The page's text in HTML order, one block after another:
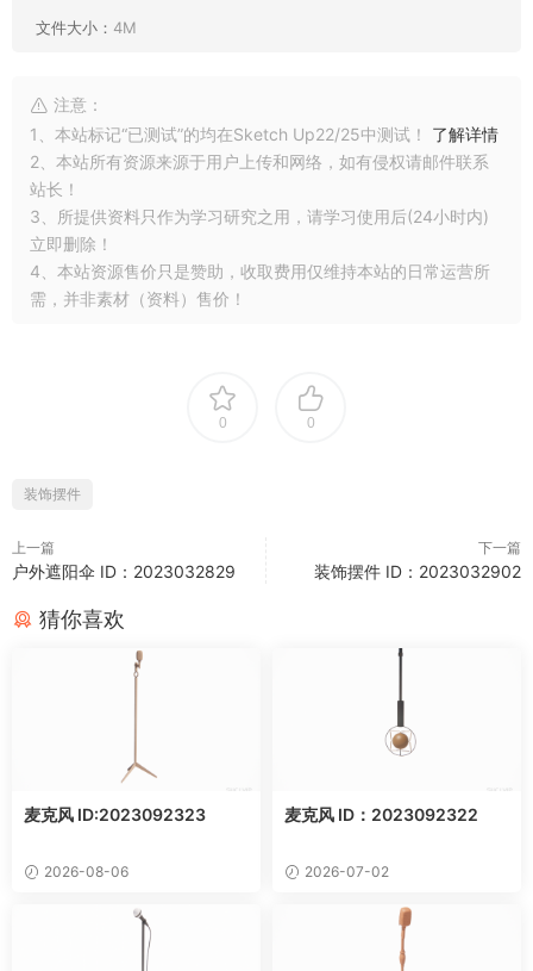
文件大小： 4M
注意：
1、本站标记“已测试”的均在Sketch Up22/25中测试！ 了解详情
2、本站所有资源来源于用户上传和网络，如有侵权请邮件联系
站长！
3、所提供资料只作为学习研究之用，请学习使用后(24小时内)
立即删除！
4、本站资源售价只是赞助，收取费用仅维持本站的日常运营所
需，并非素材（资料）售价！
0 0
装饰摆件
上一篇
户外遮阳伞 ID：2023032829
下一篇
装饰摆件 ID：2023032902
猜你喜欢
麦克风 ID:2023092323
2026-08-06
麦克风 ID：2023092322
2026-07-02